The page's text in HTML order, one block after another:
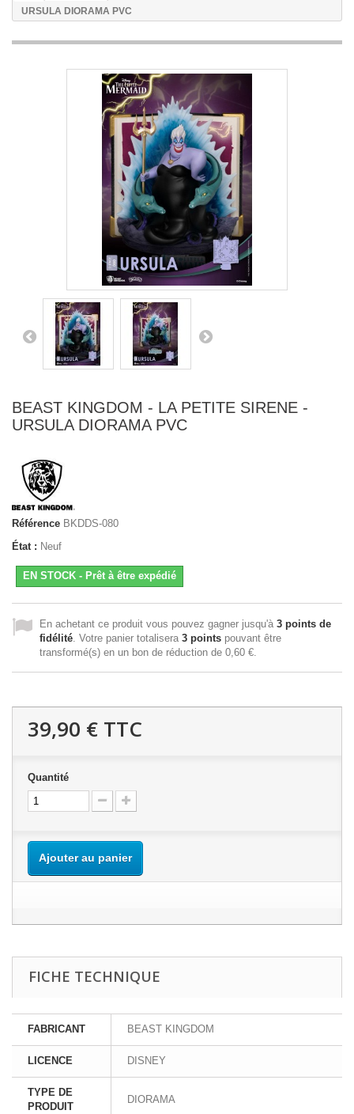
URSULA DIORAMA PVC
BEAST KINGDOM - LA PETITE SIRENE -
URSULA DIORAMA PVC
Référence BKDDS-080
État : Neuf
EN STOCK - Prêt à être expédié
En achetant ce produit vous pouvez gagner jusqu'à 3 points de
fidélité . Votre panier totalisera 3 points pouvant être
transformé(s) en un bon de réduction de 0,60 €
39,90 € TTC
Quantité
Ajouter au panier
FICHE TECHNIQUE
FABRICANT BEAST KINGDOM
LICENCE DISNEY
TYPE DE
PRODUIT
DIORAMA